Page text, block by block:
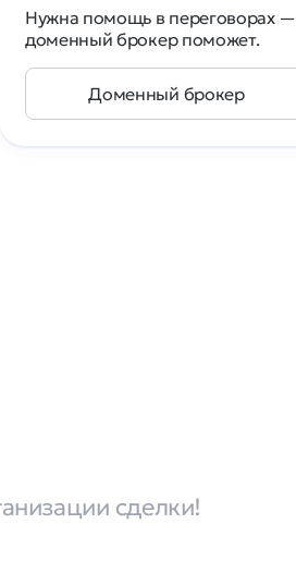
Нужна помощь в переговорах —
доменный брокер поможет.
Доменный брокер
сделки!